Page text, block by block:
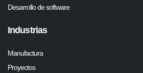
Desarrollo de software
Industrias
Manufactura
Proyectos